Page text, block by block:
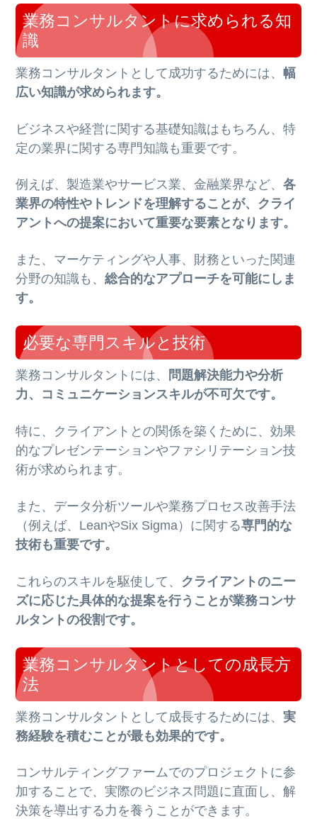
業務コンサルタントに求められる知
識
業務コンサルタントとして成功するためには、幅
広い知識が求められます。
ビジネスや経営に関する基礎知識はもちろん、特
定の業界に関する専門知識も重要です。
例えば、製造業やサービス業、金融業界など、各
業界の特性やトレンドを理解することが、クライ
アントへの提案において重要な要素となります。
また、マーケティングや人事、財務といった関連
分野の知識も、総合的なアプローチを可能にしま
す。
必要な専門スキルと技術
業務コンサルタントには、
問題解決能力や分析
力、コミュニケーションスキルが不可欠です。
特に、クライアントとの関係を築くために、効果
的なプレゼンテーションやファシリテーション技
術が求められます。
また、データ分析ツールや業務プロセス改善手法
（例えば、LeanやSix Sigma）に関する専門的な
技術も重要です。
これらのスキルを駆使して、 クライアントのニー
ズに応じた具体的な提案を行うことが業務コンサ
ルタントの役割です。
業務コンサルタントとしての成長方
法
業務コンサルタントとして成長するためには、実
務経験を積むことが最も効果的です。
コンサルティングファームでのプロジェクトに参
加することで、実際のビジネス問題に直面し、解
決策を導出する力を養うことができます。